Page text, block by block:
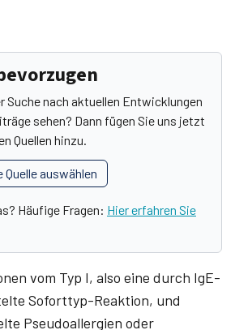
Suche nach aktuellen Entwicklungen
sehen? Dann fügen Sie uns jetzt
Quellen hinzu.
auswählen
Häufige Fragen: Hier erfahren Sie
vom Typ I, also eine durch IgE-
Soforttyp-Reaktion, und
Pseudoallergien oder